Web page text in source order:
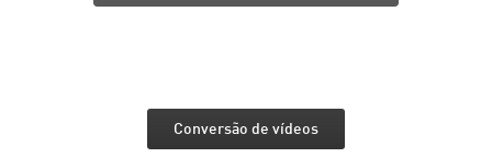
Conversão de vídeos